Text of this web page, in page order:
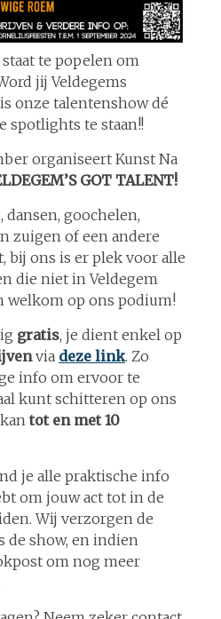
te popelen om
jij Veldegems
onze talentenshow dé
spotlights te staan!!
organiseert Kunst Na
GOT TALENT!
goochelen,
zuigen of een andere
bij ons is er plek voor alle
die niet in Veldegem
welkom op ons podium!
gratis, je dient enkel op
via deze link. Zo
info om ervoor te
kunt schitteren op ons
tot en met 10
je alle praktische info
om jouw act tot in de
Wij verzorgen de
de show, en indien
om nog meer